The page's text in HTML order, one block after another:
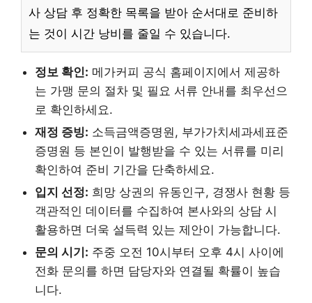
사 상담 후 정확한 목록을 받아 순서대로 준비하
는 것이 시간 낭비를 줄일 수 있습니다.
정보 확인: 메가커피 공식 홈페이지에서 제공하
는 가맹 문의 절차 및 필요 서류 안내를 최우선으
로 확인하세요.
재정 증빙: 소득금액증명원, 부가가치세과세표준
증명원 등 본인이 발행받을 수 있는 서류를 미리
확인하여 준비 기간을 단축하세요.
입지 선정: 희망 상권의 유동인구, 경쟁사 현황 등
객관적인 데이터를 수집하여 본사와의 상담 시
활용하면 더욱 설득력 있는 제안이 가능합니다.
문의 시기: 주중 오전 10시부터 오후 4시 사이에
전화 문의를 하면 담당자와 연결될 확률이 높습
니다.